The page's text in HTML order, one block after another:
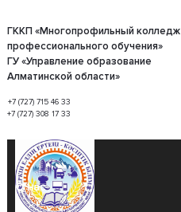
content
ГККП «Многопрофильный колледж
профессионального обучения»
ГУ «Управление образование
Алматинской области»
+7 (727) 715 46 33
+7 (727) 308 17 33
О нас